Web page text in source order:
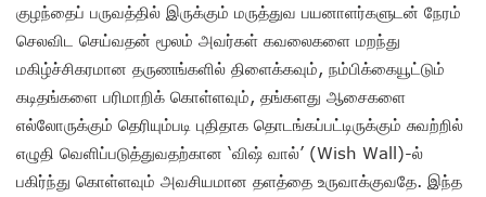
குழந்தைப் பருவத்தில் இருக்கும் மருத்துவ பயனாளர்களுடன் நேரம்
செலவிட செய்வதன் மூலம் அவர்கள் கவலைகளை மறந்து
மகிழ்ச்சிகரமான தருணங்களில் திளைக்கவும், நம்பிக்கையூட்டும்
கடிதங்களை பரிமாறிக் கொள்ளவும், தங்களது ஆசைகளை
எல்லோருக்கும் தெரியும்படி புதிதாக தொடங்கப்பட்டிருக்கும் சுவற்றில்
எழுதி வெளிப்படுத்துவதற்கான ‘விஷ் வால்’ (Wish Wall)-ல்
பகிர்ந்து கொள்ளவும் அவசியமான தளத்தை உருவாக்குவதே. இந்த